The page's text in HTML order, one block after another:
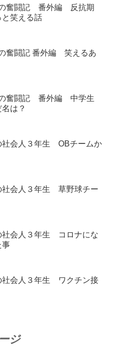
奮闘記 番外編 反抗期
笑える話
奮闘記 番外編 笑えるあ
奮闘記 番外編 中学生
は？
社会人３年生 OBチームか
社会人３年生 草野球チー
社会人３年生 コロナにな
事
社会人３年生 ワクチン接
ジ